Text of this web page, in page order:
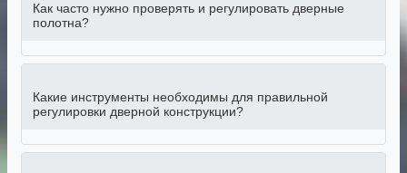
Как часто нужно проверять и регулировать дверные
полотна?
Какие инструменты необходимы для правильной
регулировки дверной конструкции?